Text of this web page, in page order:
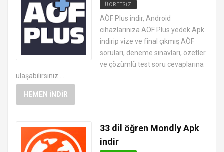
ÜCRETSIZ
ANDROID EĞITIM UYGULAMALARI
APK
AÖF Plus indir, Android
cihazlarınıza AÖF Plus yedek Apk
indirip vize ve final çıkmış AÖF
soruları, deneme sınavları, özetler
ve çözümlü test soru cevaplarına
ulaşabilirsiniz....
HEMEN İNDIR
33 dil öğren Mondly Apk
indir